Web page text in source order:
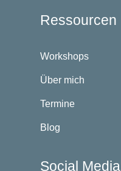
Ressourcen
Workshops
Über mich
Termine
Blog
Social Media